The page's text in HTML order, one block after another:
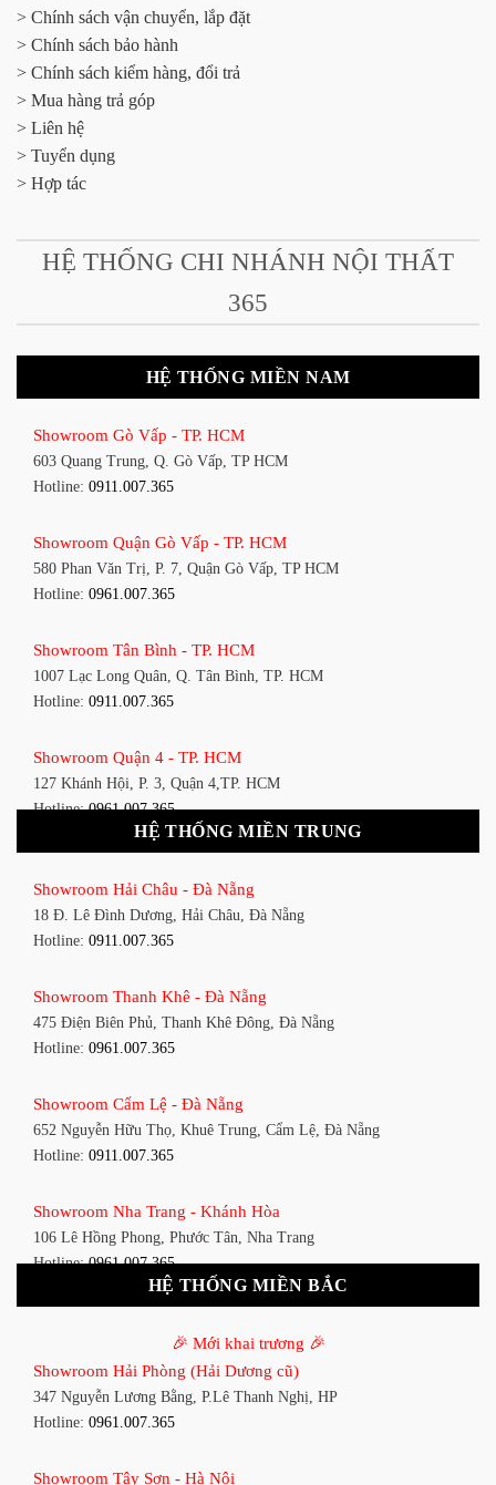
> Chính sách vận chuyển, lắp đặt
> Chính sách bảo hành
> Chính sách kiểm hàng, đổi trả
> Mua hàng trả góp
> Liên hệ
> Tuyển dụng
> Hợp tác
HỆ THỐNG CHI NHÁNH NỘI THẤT
365
HỆ THỐNG MIỀN NAM
Showroom Gò Vấp - TP. HCM
603 Quang Trung, Q. Gò Vấp, TP HCM
Hotline: 0911.007.365
Showroom Quận Gò Vấp - TP. HCM
580 Phan Văn Trị, P. 7, Quận Gò Vấp, TP HCM
Hotline: 0961.007.365
Showroom Tân Bình - TP. HCM
1007 Lạc Long Quân, Q. Tân Bình, TP. HCM
Hotline: 0911.007.365
Showroom Quận 4 - TP. HCM
127 Khánh Hội, P. 3, Quận 4,TP. HCM
Hotline:0961.007.365
1411 Đường 3/2, P. 16, Quận 11, TP. HCM
Hotline:0911.007.365
1448 Huỳnh Tấn Phát, Phú Thuận, Quận 7, TP HCM
Hotline:0961.007.365
348 Đ. Bạch Đằng, P. 14, Bình Thạnh, TP HCM
Hotline:0911.007.365
591 Hoàng Văn Thụ, P. 4, Tân Bình, TP HCM
Hotline:0961.007.365
Showroom Tân Bình 2 - TP. HCM
Showroom Thuận An - Bình Dương
66 đường DT743, An Phú, Thuận An, Bình Dương
HỆ THỐNG MIỀN TRUNG
Showroom Hải Châu - Đà Nẵng
18 Đ. Lê Đình Dương, Hải Châu, Đà Nẵng
Hotline: 0911.007.365
Showroom Thanh Khê - Đà Nẵng
475 Điện Biên Phủ, Thanh Khê Đông, Đà Nẵng
Hotline: 0961.007.365
Showroom Cẩm Lệ - Đà Nẵng
652 Nguyễn Hữu Thọ, Khuê Trung, Cẩm Lệ, Đà Nẵng
Hotline: 0911.007.365
Showroom Nha Trang - Khánh Hòa
106 Lê Hồng Phong, Phước Tân, Nha Trang
Hotline:0961.007.365
27-29 Nguyễn Sỹ Sách, Hưng Bình, TP Vinh, Nghệ An
Hotline:0911.007.365
Showroom Buôn Ma Thuột
Hotline:0961.007.365
HỆ THỐNG MIỀN BẮC
🎉 Mới khai trương 🎉
Showroom Hải Phòng (Hải Dương cũ)
347 Nguyễn Lương Bằng, P.Lê Thanh Nghị, HP
Hotline: 0961.007.365
Showroom Tây Sơn - Hà Nội